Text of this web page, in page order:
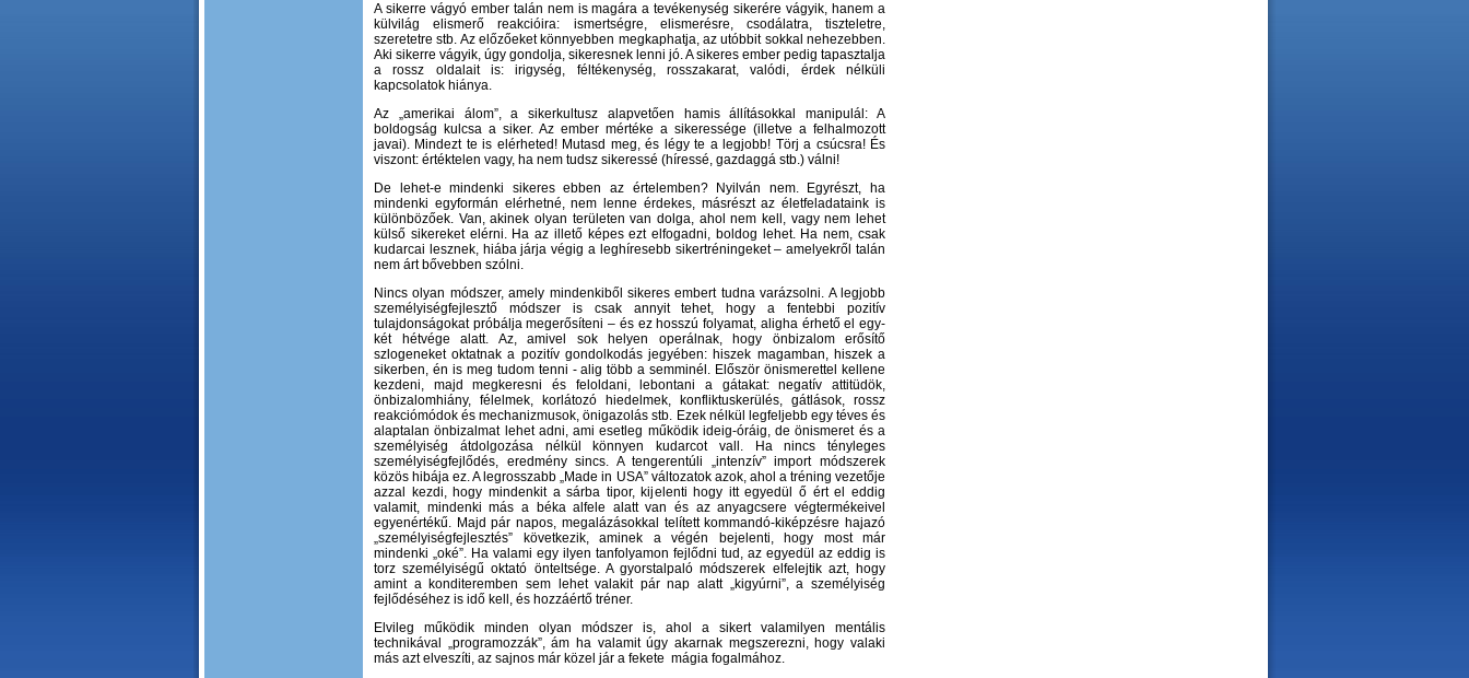
A sikerre vágyó ember talán nem is magára a tevékenység sikerére vágyik, hanem a
külvilág elismerő reakcióira: ismertségre, elismerésre, csodálatra, tiszteletre,
szeretetre stb. Az előzőeket könnyebben megkaphatja, az utóbbit sokkal nehezebben.
Aki sikerre vágyik, úgy gondolja, sikeresnek lenni jó. A sikeres ember pedig tapasztalja
a rossz oldalait is: irigység, féltékenység, rosszakarat, valódi, érdek nélküli
kapcsolatok hiánya.
Az „amerikai álom”, a sikerkultusz alapvetően hamis állításokkal manipulál: A
boldogság kulcsa a siker. Az ember mértéke a sikeressége (illetve a felhalmozott
javai). Mindezt te is elérheted! Mutasd meg, és légy te a legjobb! Törj a csúcsra! És
viszont: értéktelen vagy, ha nem tudsz sikeressé (híressé, gazdaggá stb.) válni!
De lehet-e mindenki sikeres ebben az értelemben? Nyilván nem. Egyrészt, ha
mindenki egyformán elérhetné, nem lenne érdekes, másrészt az életfeladataink is
különbözőek. Van, akinek olyan területen van dolga, ahol nem kell, vagy nem lehet
külső sikereket elérni. Ha az illető képes ezt elfogadni, boldog lehet. Ha nem, csak
kudarcai lesznek, hiába járja végig a leghíresebb sikertréningeket – amelyekről talán
nem árt bővebben szólni.
Nincs olyan módszer, amely mindenkiből sikeres embert tudna varázsolni. A legjobb
személyiségfejlesztő módszer is csak annyit tehet, hogy a fentebbi pozitív
tulajdonságokat próbálja megerősíteni – és ez hosszú folyamat, aligha érhető el egy-
két hétvége alatt. Az, amivel sok helyen operálnak, hogy önbizalom erősítő
szlogeneket oktatnak a pozitív gondolkodás jegyében: hiszek magamban, hiszek a
sikerben, én is meg tudom tenni - alig több a semminél. Először önismerettel kellene
kezdeni, majd megkeresni és feloldani, lebontani a gátakat: negatív attitüdök,
önbizalomhiány, félelmek, korlátozó hiedelmek, konfliktuskerülés, gátlások, rossz
reakciómódok és mechanizmusok, önigazolás stb. Ezek nélkül legfeljebb egy téves és
alaptalan önbizalmat lehet adni, ami esetleg működik ideig-óráig, de önismeret és a
személyiség átdolgozása nélkül könnyen kudarcot vall. Ha nincs tényleges
személyiségfejlődés, eredmény sincs. A tengerentúli „intenzív” import módszerek
közös hibája ez. A legrosszabb „Made in USA” változatok azok, ahol a tréning vezetője
azzal kezdi, hogy mindenkit a sárba tipor, kijelenti hogy itt egyedül ő ért el eddig
valamit, mindenki más a béka alfele alatt van és az anyagcsere végtermékeivel
egyenértékű. Majd pár napos, megalázásokkal telített kommandó-kiképzésre hajazó
„személyiségfejlesztés” következik, aminek a végén bejelenti, hogy most már
mindenki „oké”. Ha valami egy ilyen tanfolyamon fejlődni tud, az egyedül az eddig is
torz személyiségű oktató önteltsége. A gyorstalpaló módszerek elfelejtik azt, hogy
amint a konditeremben sem lehet valakit pár nap alatt „kigyúrni”, a személyiség
fejlődéséhez is idő kell, és hozzáértő tréner.
Elvileg működik minden olyan módszer is, ahol a sikert valamilyen mentális
technikával „programozzák”, ám ha valamit úgy akarnak megszerezni, hogy valaki
más azt elveszíti, az sajnos már közel jár a fekete mágia fogalmához.